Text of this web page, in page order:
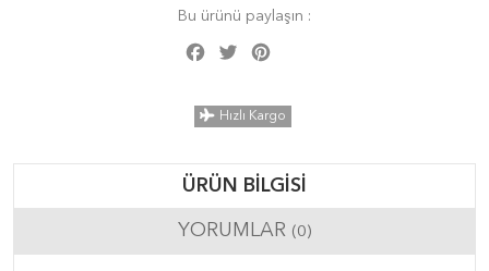
Bu ürünü paylaşın :
Facebook
Twitter
Hızlı Kargo
ÜRÜN BILGISI
YORUMLAR (0)